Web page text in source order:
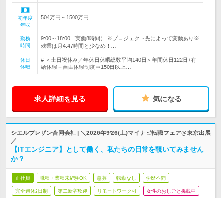
初年度
年収
504万円～1500万円
勤務
時間
9:00～18:00（実働8時間） ※プロジェクト先によって変動あり※
残業は月4.47時間と少なめ！…
休日
休暇
# ＜土日祝休み／年休日休暇総数平均140日＞年間休日122日+有
給休暇＋自由休暇制度⇒150日以上…
求人詳細を見る 気になる
シエルプレザン合同会社 | ＼2026年9/26(土)マイナビ転職フェア@東京出展
／
【ITエンジニア】として働く、私たちの日常を覗いてみません
か？
正社員 職種・業種未経験OK 急募 転勤なし 学歴不問
完全週休2日制 第二新卒歓迎 リモートワーク可 女性のおしごと掲載中